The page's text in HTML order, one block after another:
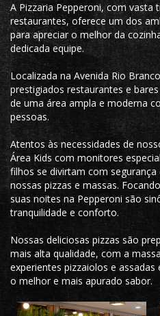
A Pizzaria Pepperoni, com vasta
restaurantes, oferece um dos
para apreciar o melhor da
dedicada equipe.
Localizada na Avenida Rio
prestigiados restaurantes e
de uma área ampla e moderna
pessoas.
Atentos às necessidades de
Área Kids com monitores
filhos se divirtam com
nossas pizzas e massas.
suas noites na Pepperoni são
tranquilidade e conforto.
Nossas deliciosas pizzas são
mais alta qualidade, com a
experientes pizzaiolos e
o melhor e mais apurado sabor.